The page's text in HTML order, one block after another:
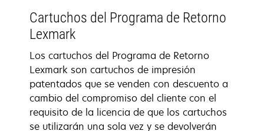
Cartuchos del Programa de Retorno
Lexmark
Los cartuchos del Programa de Retorno
Lexmark son cartuchos de impresión
patentados que se venden con descuento a
cambio del compromiso del cliente con el
requisito de la licencia de que los cartuchos
se utilizarán una sola vez y se devolverán